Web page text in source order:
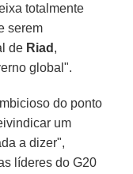
totalmente
serem
de Riad ,
global".
do ponto
um
a dizer",
líderes do G20